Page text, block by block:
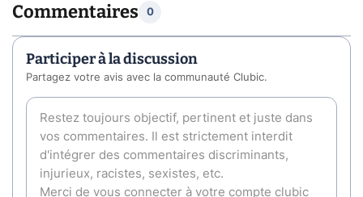
Commentaires 0
Participer à la discussion
Partagez votre avis avec la communauté Clubic.